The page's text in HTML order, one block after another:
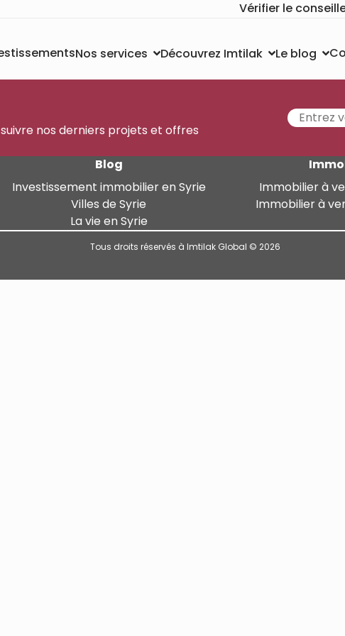
Vérifier le
Nos services Découvrez Imtilak Le blog
nos derniers projets et offres
Blog
Investissement immobilier en Syrie
Villes de Syrie
La vie en Syrie
Immobilier à
Immobilier à
Tous droits réservés à Imtilak Global © 2026